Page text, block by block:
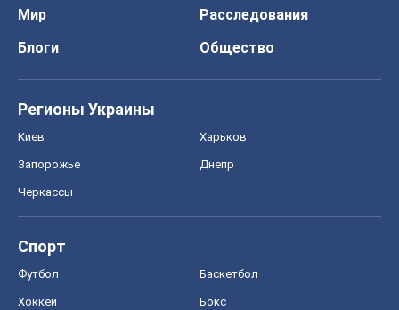
Мир
Расследования
Блоги
Общество
Регионы Украины
Киев Харьков
Запорожье Днепр
Черкассы
Спорт
Футбол Баскетбол
Хоккей Бокс